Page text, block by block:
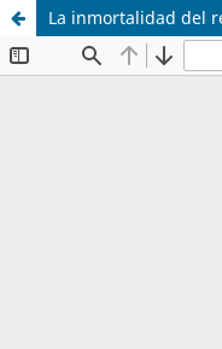
La inmortalidad del